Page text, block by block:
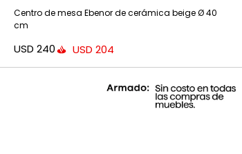
Centro de mesa Ebenor de cerámica beige Ø 40
cm
USD 240 USD 204